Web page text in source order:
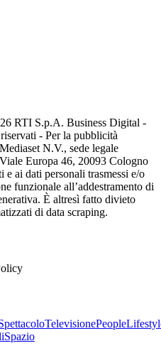
RTI S.p.A. Business Digital -
- Per la pubblicità
N.V., sede legale
Europa 46, 20093 Cologno
e ai dati personali trasmessi e/o
funzionale all’addestramento di
È altresì fatto divieto
di data scraping.
TelevisionePeople
Spazio